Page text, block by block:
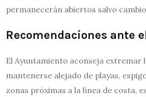
permanecerán abiertos salvo
Recomendaciones ante
El Ayuntamiento aconseja extremar
mantenerse alejado de playas,
zonas próximas a la línea de costa,